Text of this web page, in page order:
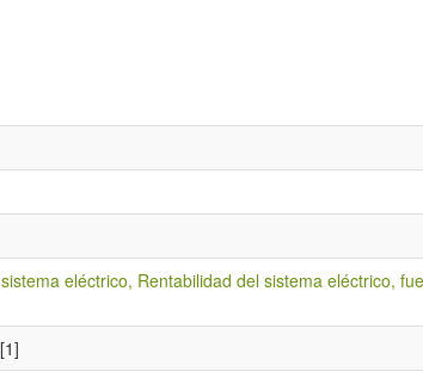
eléctrico, Rentabilidad del sistema eléctrico,
[1]